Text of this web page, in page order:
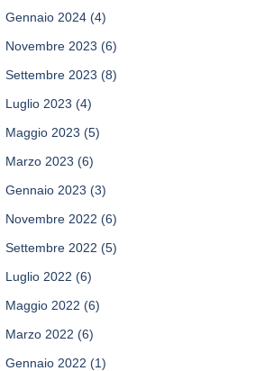
Gennaio 2024 (4)
Novembre 2023 (6)
Settembre 2023 (8)
Luglio 2023 (4)
Maggio 2023 (5)
Marzo 2023 (6)
Gennaio 2023 (3)
Novembre 2022 (6)
Settembre 2022 (5)
Luglio 2022 (6)
Maggio 2022 (6)
Marzo 2022 (6)
Gennaio 2022 (1)